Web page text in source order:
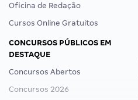
Oficina de Redação
Cursos Online Gratuitos
CONCURSOS PÚBLICOS EM
DESTAQUE
Concursos Abertos
Concursos 2026